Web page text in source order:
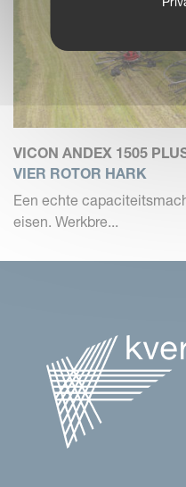
VICON ANDEX 1505
VIER ROTOR HARK
Een echte
eisen. Werkbre...